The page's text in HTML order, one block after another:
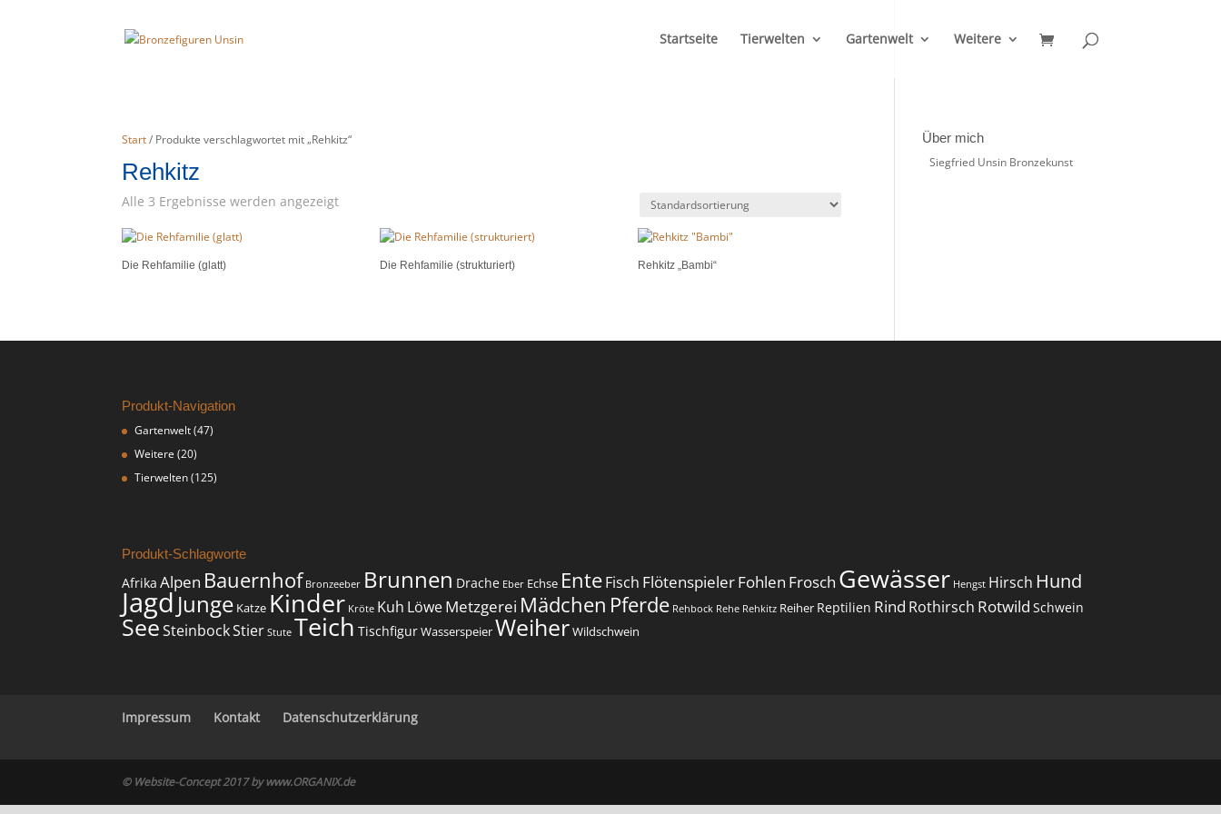
Startseite Tierwelten Gartenwelt Weitere
Start/ Produkte verschlagwortet mit „Rehkitz“
Rehkitz
Alle 3 Ergebnisse werden angezeigt
Die Rehfamilie (glatt) Die Rehfamilie (strukturiert) Rehkitz „Bambi“
Über mich
Siegfried Unsin Bronzekunst
Produkt-Navigation
Gartenwelt (47)
Weitere (20)
Tierwelten (125)
Produkt-Schlagworte
Afrika Alpen Bauernhof Bronzeeber Brunnen Drache Eber Echse EnteFisch FlötenspielerFohlen Frosch Gewässer Hengst Hirsch Hund
JagdJunge Katze Kinder Kröte Kuh LöweMetzgerei Mädchen Pferde Rehbock Rehe Rehkitz Reiher Reptilien Rind Rothirsch Rotwild Schwein
See SteinbockStier Stute Teich Tischfigur Wasserspeier Weiher Wildschwein
Impressum Kontakt Datenschutzerklärung
© Website-Concept 2017 bywww.ORGANIX.de